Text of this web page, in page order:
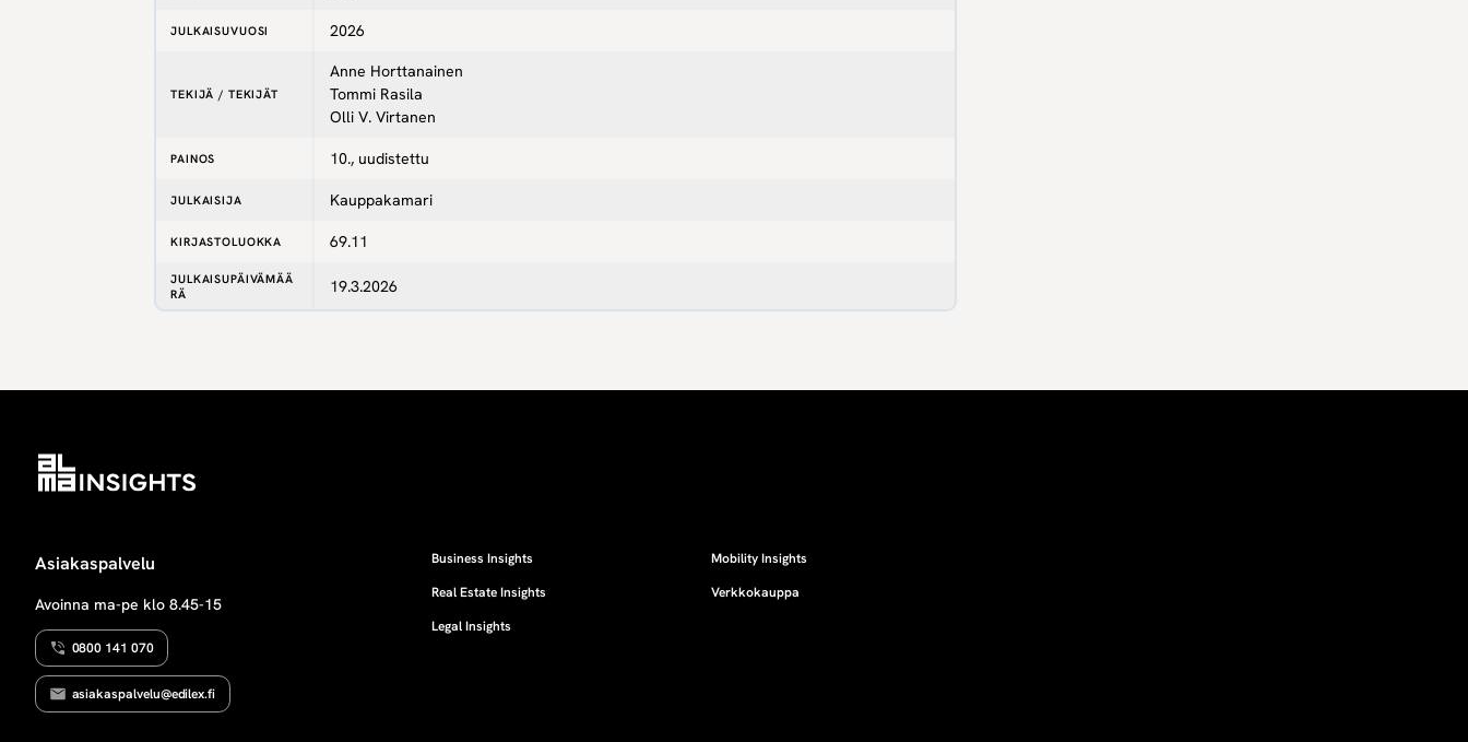
JULKAISUVUOSI 2026
TEKIJÄ / TEKIJÄT
Anne Horttanainen
Tommi Rasila
Olli V. Virtanen
PAINOS 10., uudistettu
JULKAISIJA Kauppakamari
KIRJASTOLUOKKA 69.11
JULKAISUPÄIVÄMÄÄ
RÄ
19.3.2026
Asiakaspalvelu
Avoinna ma-pe klo 8.45-15
0800 141 070
asiakaspalvelu@edilex.fi
Business Insights
Real Estate Insights
Legal Insights
Mobility Insights
Verkkokauppa